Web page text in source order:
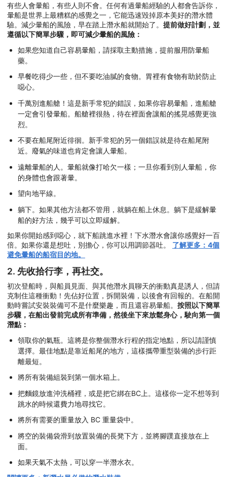
有些人會暈船，有些人則不會。任何有過暈船經驗的人都會告訴你，
暈船是世界上最糟糕的感覺之一，它能迅速毀掉原本美好的潛水體
驗。減少暈船的風險，早在踏上潛水船就開始了。 提前做好計劃，並
遵循以下簡單步驟，即可減少暈船的風險：
如果您知道自己容易暈船，請採取主動措施，提前服用防暈船
藥。
早餐吃得少一些，但不要吃油膩的食物。胃裡有食物有助於防止
噁心。
千萬別進船艙！這是新手常犯的錯誤，如果你容易暈船，進船艙
一定會引發暈船。船艙裡很熱，待在裡面會讓船的搖晃感覺更強
烈。
不要在船尾附近徘徊。新手常犯的另一個錯誤就是待在船尾附
近。廢氣的味道也肯定會讓人暈船。
遠離暈船的人。暈船就像打哈欠一樣；一旦你看到別人暈船，你
的身體也會跟著暈。
望向地平線。
躺下。如果其他方法都不管用，就躺在船上休息。躺下是緩解暈
船的好方法，幾乎可以立即緩解。
如果你開始感到噁心，就下船跳進水裡！下水潛水會讓你感覺好一百
倍。如果你還是想吐，別擔心，你可以用調節器吐。 了解更多：4個
避免暈船的船宿目的地。
2. 先收拾行李，再社交。
初次登船時，與船員見面、與其他潛水員聊天的衝動真是誘人，但請
克制住這種衝動！先佔好位置，拆開裝備，以後會有回報的。在船開
動時嘗試安裝裝備可不是什麼樂趣，而且還容易暈船。 按照以下簡單
步驟，在船出發前完成所有準備，然後坐下來放鬆身心，駛向第一個
潛點：
領取你的氣瓶。這將是你整個潛水行程的指定地點，所以請謹慎
選擇。最佳地點是靠近船尾的地方，這樣攜帶重型裝備的步行距
離最短。
將所有裝備組裝到第一個水箱上。
把麵鏡放進沖洗桶裡，或是把它綁在BC上。這樣你一定不想等到
跳水的時候還費力地尋找它。
將所有需要的重量放入 BC 重量袋中。
將空的裝備袋滑到放置裝備的長凳下方，並將腳蹼直接放在上
面。
如果天氣不太熱，可以穿一半潛水衣。